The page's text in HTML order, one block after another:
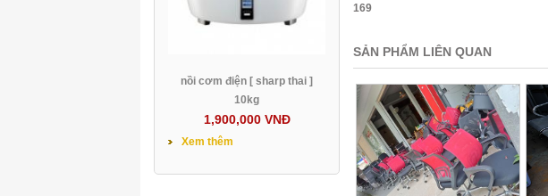
nồi cơm điện [ sharp thai ]
10kg
1,900,000 VNĐ
Xem thêm
169
SẢN PHẨM LIÊN QUAN